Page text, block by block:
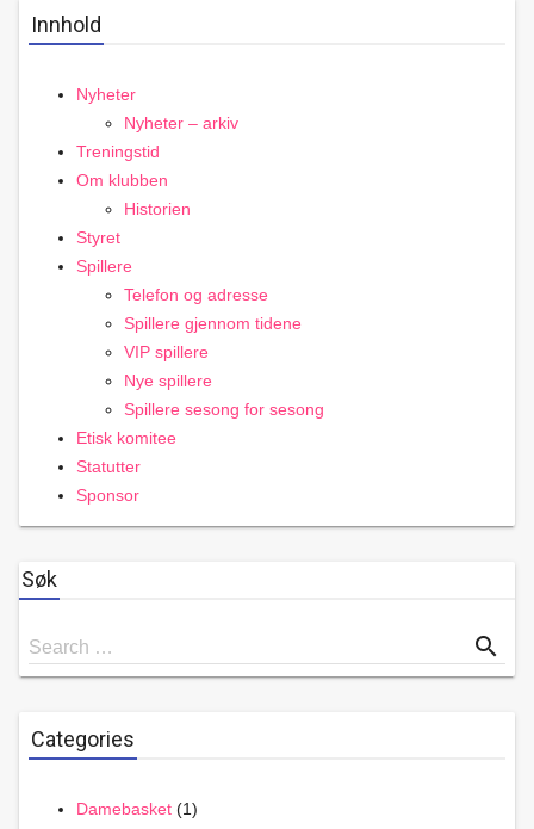
Innhold
Nyheter
Nyheter – arkiv
Treningstid
Om klubben
Historien
Styret
Spillere
Telefon og adresse
Spillere gjennom tidene
VIP spillere
Nye spillere
Spillere sesong for sesong
Etisk komitee
Statutter
Sponsor
Søk
Search
for
Search … search
Categories
Damebasket (1)